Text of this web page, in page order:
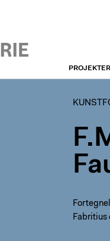
PROJEKTER
Fabritius